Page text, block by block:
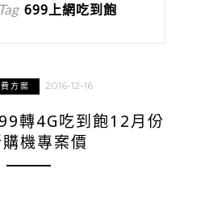
699上網吃到飽
方案 2016-12-16
轉4G吃到飽12月份
機專案價